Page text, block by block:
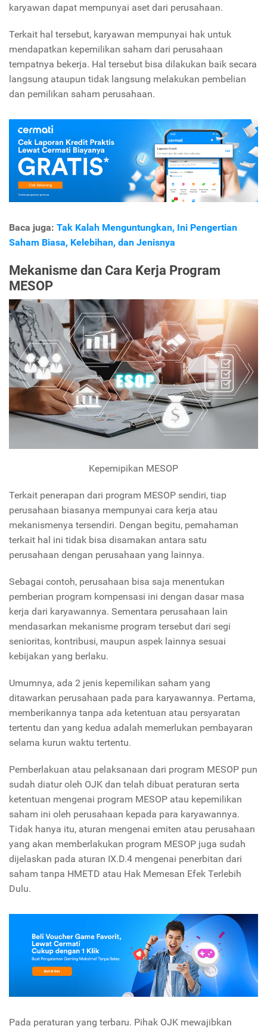
karyawan dapat mempunyai aset dari perusahaan.
Terkait hal tersebut, karyawan mempunyai hak untuk
mendapatkan kepemilikan saham dari perusahaan
tempatnya bekerja. Hal tersebut bisa dilakukan baik secara
langsung ataupun tidak langsung melakukan pembelian
dan pemilikan saham perusahaan.
Baca juga: Tak Kalah Menguntungkan, Ini Pengertian
Saham Biasa, Kelebihan, dan Jenisnya
Mekanisme dan Cara Kerja Program
MESOP
Kepemipikan MESOP
Terkait penerapan dari program MESOP sendiri, tiap
perusahaan biasanya mempunyai cara kerja atau
mekanismenya tersendiri. Dengan begitu, pemahaman
terkait hal ini tidak bisa disamakan antara satu
perusahaan dengan perusahaan yang lainnya.
Sebagai contoh, perusahaan bisa saja menentukan
pemberian program kompensasi ini dengan dasar masa
kerja dari karyawannya. Sementara perusahaan lain
mendasarkan mekanisme program tersebut dari segi
senioritas, kontribusi, maupun aspek lainnya sesuai
kebijakan yang berlaku.
Umumnya, ada 2 jenis kepemilikan saham yang
ditawarkan perusahaan pada para karyawannya. Pertama,
memberikannya tanpa ada ketentuan atau persyaratan
tertentu dan yang kedua adalah memerlukan pembayaran
selama kurun waktu tertentu.
Pemberlakuan atau pelaksanaan dari program MESOP pun
sudah diatur oleh OJK dan telah dibuat peraturan serta
ketentuan mengenai program MESOP atau kepemilikan
saham ini oleh perusahaan kepada para karyawannya.
Tidak hanya itu, aturan mengenai emiten atau perusahaan
yang akan memberlakukan program MESOP juga sudah
dijelaskan pada aturan IX.D.4 mengenai penerbitan dari
saham tanpa HMETD atau Hak Memesan Efek Terlebih
Dulu.
Pada peraturan yang terbaru. Pihak OJK mewajibkan